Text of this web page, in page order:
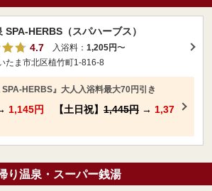
SPA-HERBS（スパハーブス）
4.7
入浴料： 1,205円〜
たま市北区植竹町1-816-8
SPA-HERBS』大人入浴料最大70円引き
1,145円 【土日祝】 1,445円 → 1,37
り温泉・スーパー銭湯